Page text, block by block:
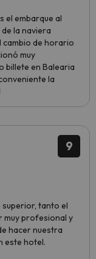
el embarque al
la naviera
cambio de horario
muy
billete en Balearia
la
9
superior, tanto el
muy profesional y
hacer nuestra
este hotel.